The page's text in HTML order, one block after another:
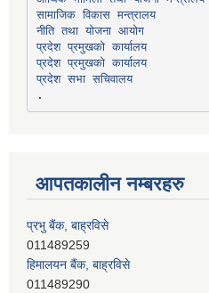
सामाजिक विकास मन्त्रालय
नीति तथा योजना आयोग
प्रदेश प्रमुखको कार्यालय
प्रदेश प्रमुखको कार्यालय
प्रदेश सभा सचिवालय
आपतकालीन नम्बरहरु
प्रभु बैंक, बाह्रविसे
011489259
हिमालयन बैंक, बाह्रविसे
011489290